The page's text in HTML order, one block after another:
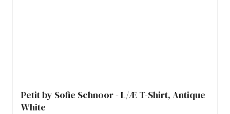
Petit by Sofie Schnoor - L/Æ T-Shirt, Antique
White